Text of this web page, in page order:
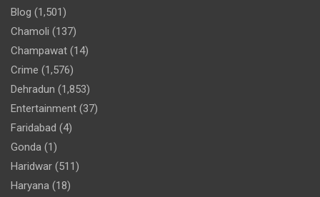
Blog (1,501)
Chamoli (137)
Champawat (14)
Crime (1,576)
Dehradun (1,853)
Entertainment (37)
Faridabad (4)
Gonda (1)
Haridwar (511)
Haryana (18)